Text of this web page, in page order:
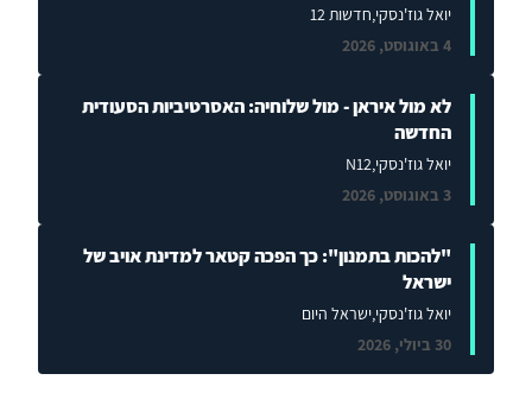
יואל גוז'נסקי,חדשות 12
4 באוגוסט, 2026
לא מול איראן - מול שלוחיה: האסרטיביות הסעודית
החדשה
יואל גוז'נסקי,N12
3 באוגוסט, 2026
"להכות בתמנון": כך הפכה קטאר למדינת אויב של
ישראל
יואל גוז'נסקי,ישראל היום
30 ביולי, 2026